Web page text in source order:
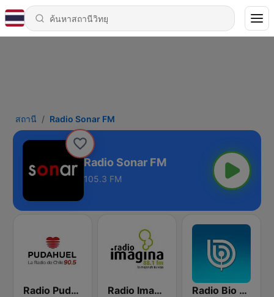
สถานี Radio Sonar FM
Radio Sonar FM
105.3 FM
Radio Pudahuel Radio Imagina Radio Bio Bio Santiago